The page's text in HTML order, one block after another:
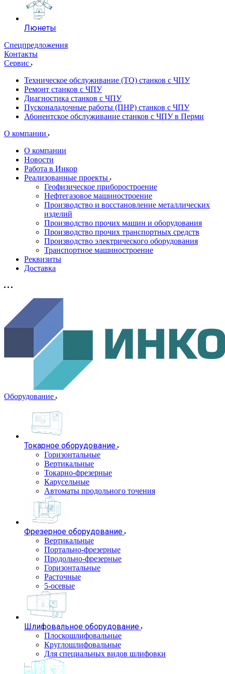
Люнеты
Спецпредложения
Контакты
Сервис
Техническое обслуживание (ТО) станков с ЧПУ
Ремонт станков с ЧПУ
Диагностика станков с ЧПУ
Пусконаладочные работы (ПНР) станков с ЧПУ
Абонентское обслуживание станков с ЧПУ в Перми
О компании
О компании
Новости
Работа в Инкор
Реализованные проекты
Геофизическое приборостроение
Нефтегазовое машиностроение
Производство и восстановление металлических
изделий
Производство прочих машин и оборудования
Производство прочих транспортных средств
Производство электрического оборудования
Транспортное машиностроение
Реквизиты
Доставка
Оборудование
Токарное оборудование
Горизонтальные
Вертикальные
Токарно-фрезерные
Карусельные
Автоматы продольного точения
Фрезерное оборудование
Вертикальные
Портально-фрезерные
Продольно-фрезерные
Горизонтальные
Расточные
5-осевые
Шлифовальное оборудование
Плоскошлифовальные
Круглошлифовальные
Для специальных видов шлифовки